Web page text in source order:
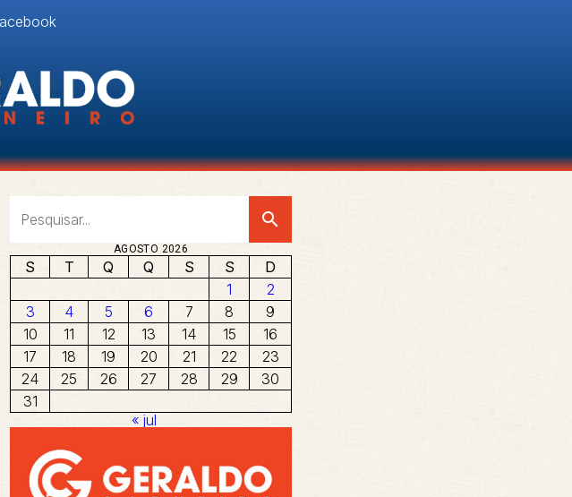
search
AGOSTO 2026
S T Q Q S S
D
1
2
3
4 5 6 7 8
9
10
11 12 13 14 15
16
17
18 19 20 21 22
23
24
25 26 27 28 29
30
31
« jul